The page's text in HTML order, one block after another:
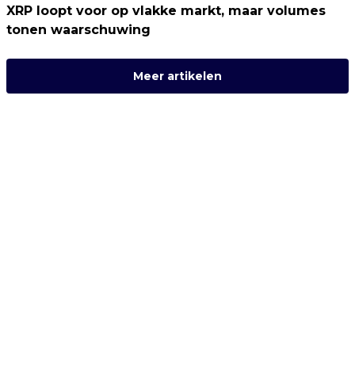
XRP loopt voor op vlakke markt, maar volumes
tonen waarschuwing
Meer artikelen